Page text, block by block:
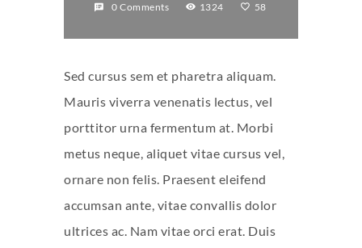
0 Comments
1324 58
Sed cursus sem et pharetra aliquam.
Mauris viverra venenatis lectus, vel
porttitor urna fermentum at. Morbi
metus neque, aliquet vitae cursus vel,
ornare non felis. Praesent eleifend
accumsan ante, vitae convallis dolor
ultrices ac. Nam vitae orci erat. Duis